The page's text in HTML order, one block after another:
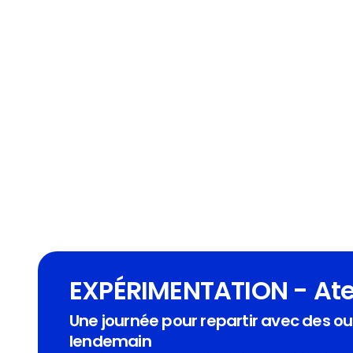
EXPÉRIMENTATION -
Une journée pour repartir avec des
lendemain